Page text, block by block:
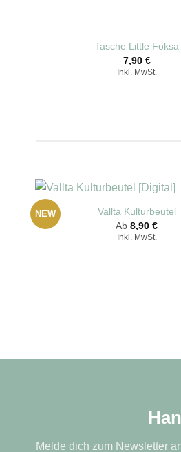
Tasche Little Foksa
7,90 €
Inkl. MwSt.
NEW
Vallta Kulturbeutel
Ab8,90€
Inkl. MwSt.
Melde dich zum Newsletter